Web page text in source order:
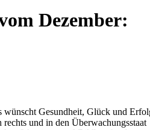
Dezember:
wünscht Gesundheit, Glück und
rechts und in den Überwachungsstaat